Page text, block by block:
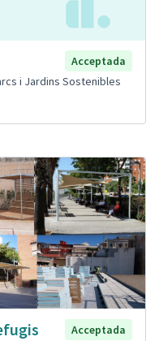
Acceptada
i Jardins Sostenibles
Acceptada